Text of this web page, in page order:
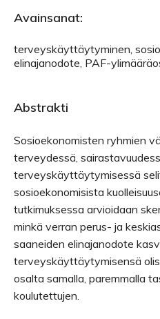
Avainsanat:
terveyskäyttäytyminen,
elinajanodote, PAF-
Abstrakti
Sosioekonomisten ryhmien
terveydessä,
terveyskäyttäytymisessä
sosioekonomisista
tutkimuksessa arvioidaan
minkä verran perus- ja
saaneiden elinajanodote
terveyskäyttäytymisensä
osalta samalla, paremmalla
koulutettujen.